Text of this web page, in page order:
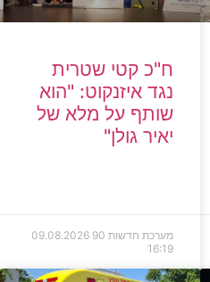
ח"כ קטי שטרית
נגד איזנקוט: "הוא
שותף על מלא של
יאיר גולן"
מערכת חדשות 90
09.08.2026
16:19